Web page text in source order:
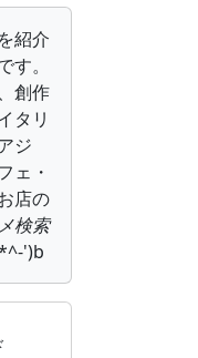
紹介
す。
創作
タリ
ジ
ェ・
店の
検索
')b